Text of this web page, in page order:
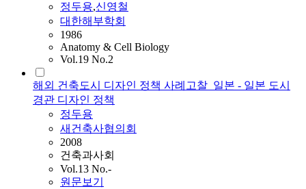
정두용,신영철
대한해부학회
1986
Anatomy & Cell Biology
Vol.19 No.2
해외 건축도시 디자인 정책 사례고찰_일본 - 일본 도시
경관 디자인 정책
정두용
새건축사협의회
2008
건축과사회
Vol.13 No.-
원문보기